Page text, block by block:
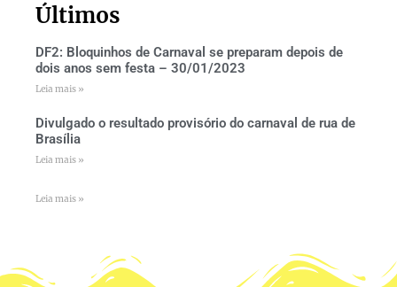
Últimos
DF2: Bloquinhos de Carnaval se preparam depois de
dois anos sem festa – 30/01/2023
Leia mais »
Divulgado o resultado provisório do carnaval de rua de
Brasília
Leia mais »
Leia mais »